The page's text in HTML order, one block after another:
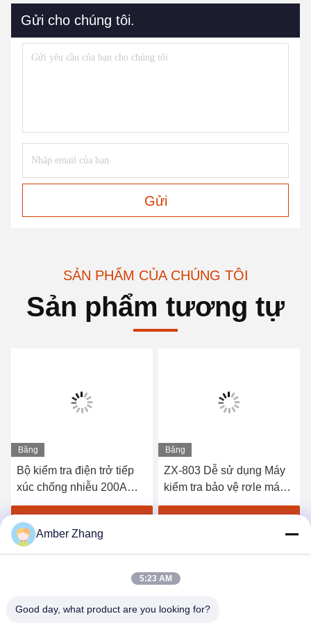
Gửi cho chúng tôi.
Gửi
SẢN PHẨM CỦA CHÚNG TÔI
Sản phẩm tương tự
Băng
hình
Bộ kiểm tra điện trở tiếp
xúc chống nhiễu 200A
cho thiết bị điều khiển
chuyển mạch
Nhận được giá tốt nhất
Băng
hình
ZX-803 Dễ sử dụng Máy
kiểm tra bảo vệ rơle máy
vi tính di động với màn
Amber Zhang
5:23 AM
Good day, what product are you looking for?